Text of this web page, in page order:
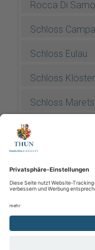
Rocca Di
Schloss
Schloss Eulau
Schloss
Schloss
Schloss
Schloss
Stein am Ritten
Verschiedene